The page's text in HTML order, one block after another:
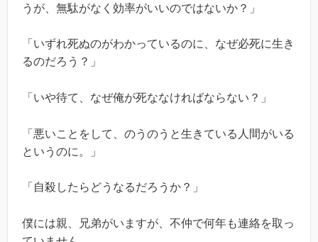
うが、無駄がなく効率がいいのではないか？」
「いずれ死ぬのがわかっているのに、なぜ必死に生き
るのだろう？」
「いや待て、なぜ俺が死ななければならない？」
「悪いことをして、のうのうと生きている人間がいる
というのに。」
「自殺したらどうなるだろうか？」
僕には親、兄弟がいますが、不仲で何年も連絡を取っ